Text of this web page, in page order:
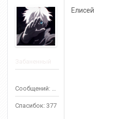
Сообщений: 356
Спасибок: 377
Елисей